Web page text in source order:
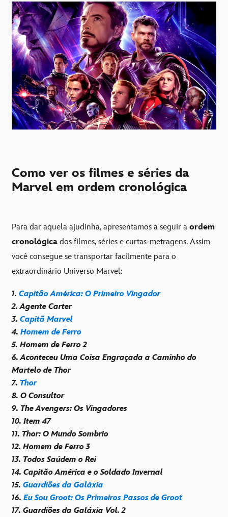
Como ver os filmes e séries da
Marvel em ordem cronológica
Para dar aquela ajudinha, apresentamos a seguir a ordem
cronológica dos filmes, séries e curtas-metragens. Assim
você consegue se transportar facilmente para o
extraordinário Universo Marvel:
1. Capitão América: O Primeiro Vingador
2. Agente Carter
3. Capitã Marvel
4. Homem de Ferro
5. Homem de Ferro 2
6. Aconteceu Uma Coisa Engraçada a Caminho do
Martelo de Thor
7. Thor
8. O Consultor
9. The Avengers: Os Vingadores
10. Item 47
11. Thor: O Mundo Sombrio
12. Homem de Ferro 3
13. Todos Saúdem o Rei
14. Capitão América e o Soldado Invernal
15. Guardiões da Galáxia
16. Eu Sou Groot: Os Primeiros Passos de Groot
17. Guardiões da Galáxia Vol. 2